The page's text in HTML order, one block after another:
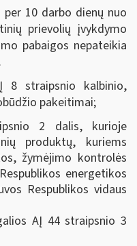
10 darbo dienų nuo
prievolių įvykdymo
pabaigos nepateikia
straipsnio kalbinio,
pakeitimai;
2 dalis, kurioje
produktų, kuriems
žymėjimo kontrolės
energetikos
Respublikos vidaus
AĮ 44 straipsnio 3